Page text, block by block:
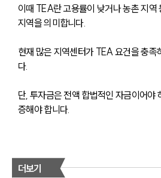
이때 TEA란 고용률이 낮거나 농촌 지역
지역을 의미합니다.
현재 많은 지역센터가 TEA 요건을 충족
다.
단, 투자금은 전액 합법적인 자금이어야
증해야 합니다.
더보기